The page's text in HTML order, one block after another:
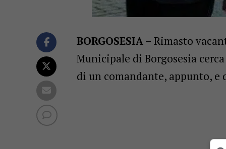
BORGOSESIA– Rimasto
Municipale di Borgosesia
di un comandante, appunto,